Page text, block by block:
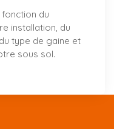
du
installation, du
type de gaine et
sous sol.